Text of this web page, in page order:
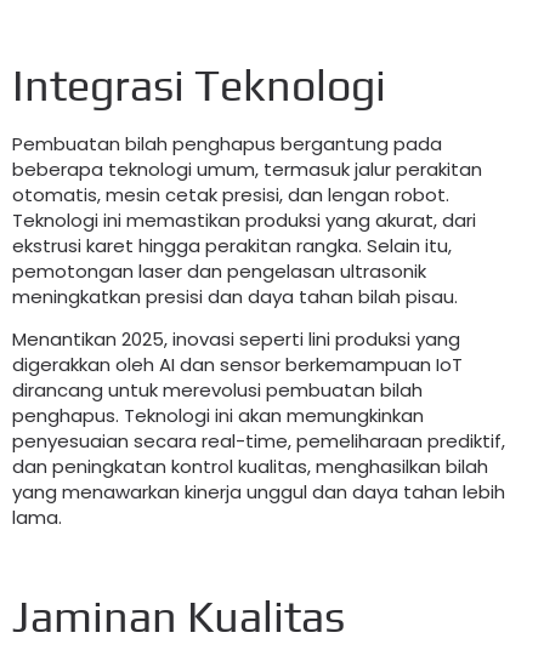
Integrasi Teknologi
Pembuatan bilah penghapus bergantung pada
beberapa teknologi umum, termasuk jalur perakitan
otomatis, mesin cetak presisi, dan lengan robot.
Teknologi ini memastikan produksi yang akurat, dari
ekstrusi karet hingga perakitan rangka. Selain itu,
pemotongan laser dan pengelasan ultrasonik
meningkatkan presisi dan daya tahan bilah pisau.
Menantikan 2025, inovasi seperti lini produksi yang
digerakkan oleh AI dan sensor berkemampuan IoT
dirancang untuk merevolusi pembuatan bilah
penghapus. Teknologi ini akan memungkinkan
penyesuaian secara real-time, pemeliharaan prediktif,
dan peningkatan kontrol kualitas, menghasilkan bilah
yang menawarkan kinerja unggul dan daya tahan lebih
lama.
Jaminan Kualitas